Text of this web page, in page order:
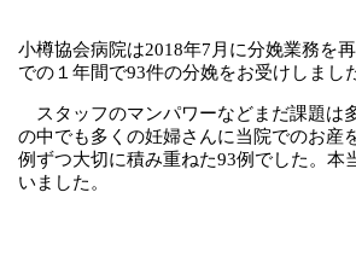
小樽協会病院は2018年7月に分娩業務を
での１年間で93件の分娩をお受けしまし
スタッフのマンパワーなどまだ課題は
の中でも多くの妊婦さんに当院でのお産
例ずつ大切に積み重ねた93例でした。本
いました。